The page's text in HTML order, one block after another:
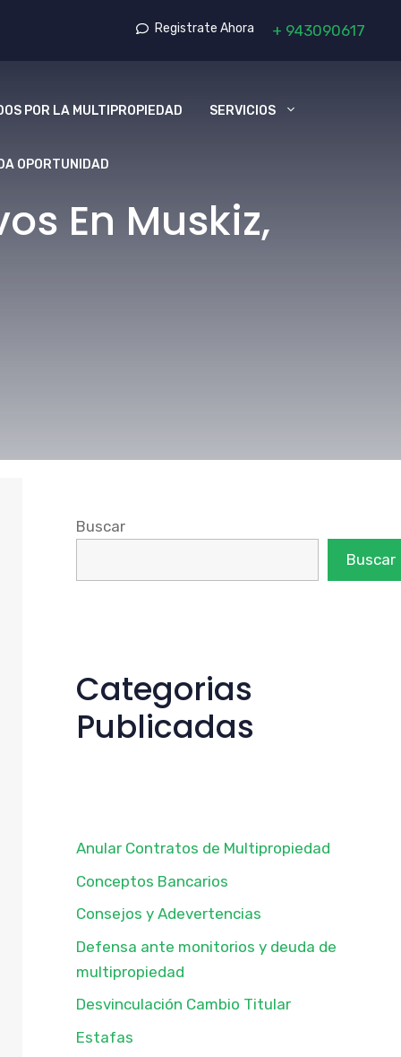
Registrate Ahora + 943090617
POR LA MULTIPROPIEDAD SERVICIOS
OPORTUNIDAD
En Muskiz,
Buscar
Buscar
Categorias
Publicadas
Anular Contratos de Multipropiedad
Conceptos Bancarios
Consejos y Adevertencias
Defensa ante monitorios y deuda de
multipropiedad
Desvinculación Cambio Titular
Estafas